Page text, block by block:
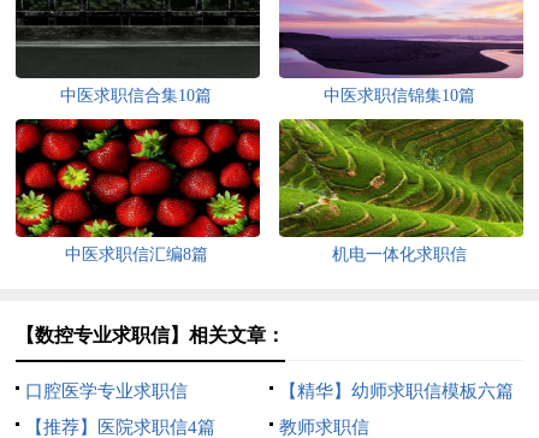
中医求职信合集10篇 中医求职信锦集10篇
中医求职信汇编8篇 机电一体化求职信
【数控专业求职信】相关文章：
口腔医学专业求职信
【精华】幼师求职信模板六篇
【推荐】医院求职信4篇
教师求职信